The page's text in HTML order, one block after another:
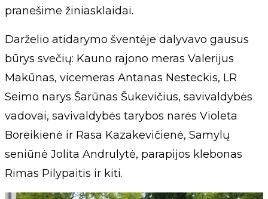
pranešime žiniasklaidai.
Darželio atidarymo šventėje dalyvavo gausus
būrys svečių: Kauno rajono meras Valerijus
Makūnas, vicemeras Antanas Nesteckis, LR
Seimo narys Šarūnas Šukevičius, savivaldybės
vadovai, savivaldybės tarybos narės Violeta
Boreikienė ir Rasa Kazakevičienė, Samylų
seniūnė Jolita Andrulytė, parapijos klebonas
Rimas Pilypaitis ir kiti.